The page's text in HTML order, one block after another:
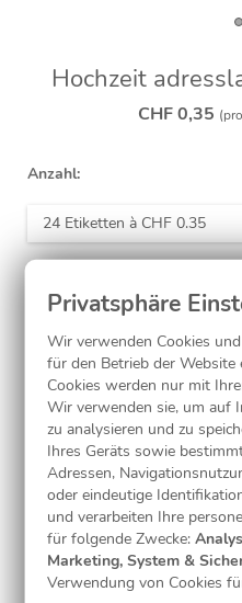
Hochzeit
CHF 0,35
Anzahl:
24 Etiketten à CHF 0.35
Jetzt
Wir verwenden Cookies
für den Betrieb der Website
Cookies werden nur mit
Wir verwenden sie, um auf
zu analysieren und zu
Ihres Geräts sowie
Adressen,
oder eindeutige
und verarbeiten Ihre
für folgende Zwecke:
Marketing, System &
Verwendung von Cookies